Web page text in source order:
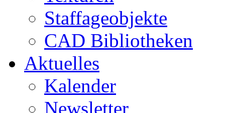
Staffageobjekte
CAD Bibliotheken
Aktuelles
Kalender
Newsletter